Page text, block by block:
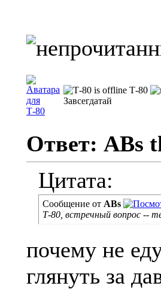
Т-80
Завсегдатай
Ответ: ABs
Цитата:
Сообщение от ABs
Т-80, встречный вопрос --
почему не
глянуть за